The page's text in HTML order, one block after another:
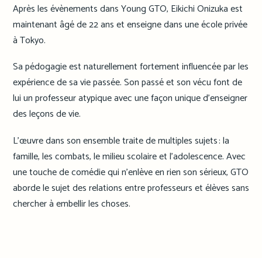
Après les évènements dans Young GTO, Eikichi Onizuka est
maintenant âgé de 22 ans et enseigne dans une école privée
à Tokyo.
Sa pédogagie est naturellement fortement influencée par les
expérience de sa vie passée. Son passé et son vécu font de
lui un professeur atypique avec une façon unique d’enseigner
des leçons de vie.
L’œuvre dans son ensemble traite de multiples sujets : la
famille, les combats, le milieu scolaire et l’adolescence. Avec
une touche de comédie qui n’enlève en rien son sérieux, GTO
aborde le sujet des relations entre professeurs et élèves sans
chercher à embellir les choses.